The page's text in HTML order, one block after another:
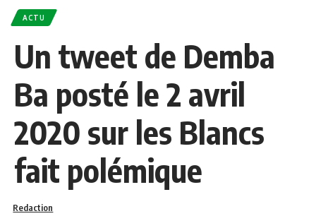
ACTU
Un tweet de Demba
Ba posté le 2 avril
2020 sur les Blancs
fait polémique
Redaction